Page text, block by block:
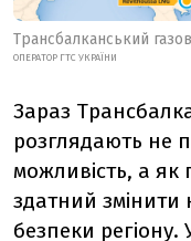
Трансбалканський
ОПЕРАТОР ГТС УКРАЇНИ
Зараз
розглядають не
можливість, а як
здатний змінити
безпеки